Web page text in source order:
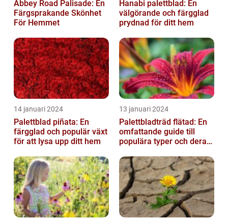
Abbey Road Palisade: En
Färgsprakande Skönhet
För Hemmet
Hanabi palettblad: En
välgörande och färgglad
prydnad för ditt hem
14 januari 2024
Palettblad piñata: En
färgglad och populär växt
för att lysa upp ditt hem
13 januari 2024
Palettbladträd flätad: En
omfattande guide till
populära typer och deras